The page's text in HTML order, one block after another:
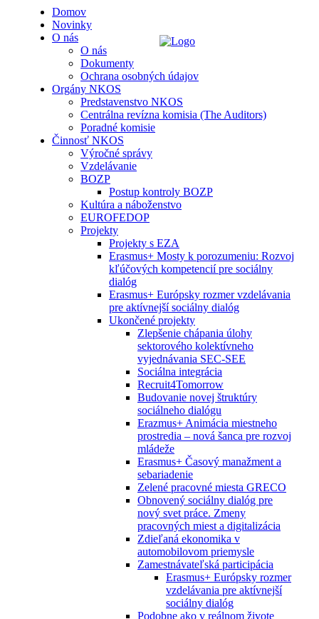
Domov
Novinky
O nás
O nás
Dokumenty
Ochrana osobných údajov
Orgány NKOS
Predstavenstvo NKOS
Centrálna revízna komisia (The Auditors)
Poradné komisie
Činnosť NKOS
Výročné správy
Vzdelávanie
BOZP
Postup kontroly BOZP
Kultúra a náboženstvo
EUROFEDOP
Projekty
Projekty s EZA
Erasmus+ Mosty k porozumeniu: Rozvoj
kľúčových kompetencií pre sociálny
dialóg
Erasmus+ Európsky rozmer vzdelávania
pre aktívnejší sociálny dialóg
Ukončené projekty
Zlepšenie chápania úlohy
sektorového kolektívneho
vyjednávania SEC-SEE
Sociálna integrácia
Recruit4Tomorrow
Budovanie novej štruktúry
sociálneho dialógu
Erazmus+ Animácia miestneho
prostredia – nová šanca pre rozvoj
mládeže
Erasmus+ Časový manažment a
sebariadenie
Zelené pracovné miesta GRECO
Obnovený sociálny dialóg pre
nový svet práce. Zmeny
pracovných miest a digitalizácia
Zdieľaná ekonomika v
automobilovom priemysle
Zamestnávateľská participácia
Erasmus+ Európsky rozmer
vzdelávania pre aktívnejší
sociálny dialóg
Podobne ako v reálnom živote